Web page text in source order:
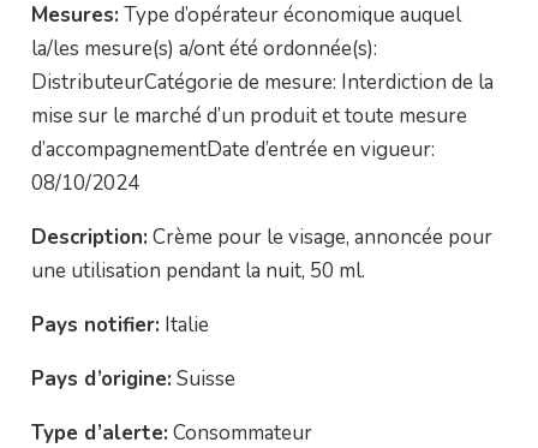
Mesures: Type d’opérateur économique auquel
la/les mesure(s) a/ont été ordonnée(s):
DistributeurCatégorie de mesure: Interdiction de la
mise sur le marché d’un produit et toute mesure
d’accompagnementDate d’entrée en vigueur:
08/10/2024
Description: Crème pour le visage, annoncée pour
une utilisation pendant la nuit, 50 ml.
Pays notifier: Italie
Pays d’origine: Suisse
Type d’alerte: Consommateur